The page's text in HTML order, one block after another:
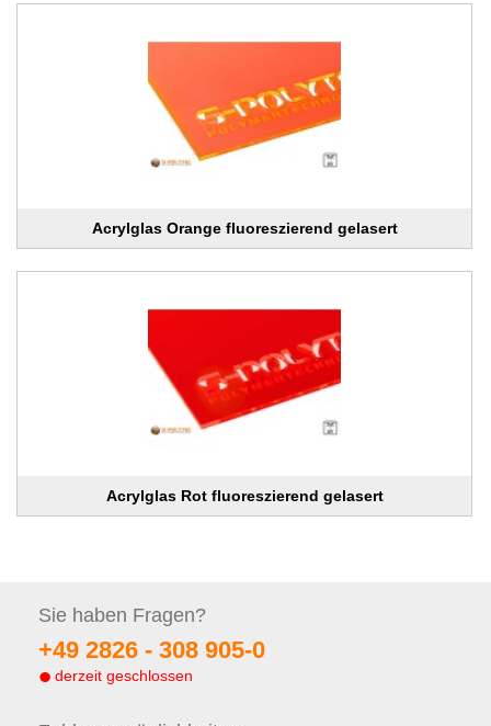
Acrylglas Orange fluoreszierend gelasert
Acrylglas Rot fluoreszierend gelasert
Sie haben Fragen?
+49 2826 - 308 905-0
derzeit geschlossen